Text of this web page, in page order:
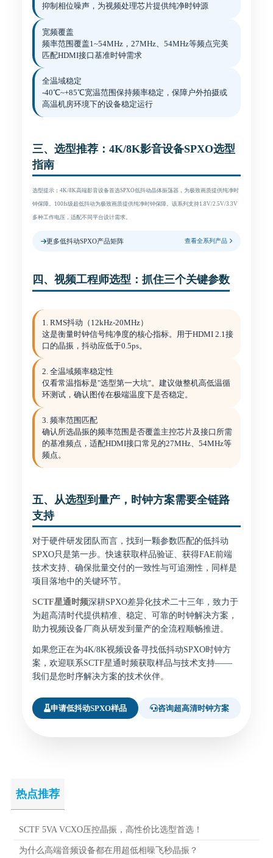
抑制相位噪声，为视频处理芯片提供纯净时钟源
宽频覆盖
频率范围覆盖1~54MHz，27MHz、54MHz等频点完美
匹配HDMI接口基准时钟需求
全温域稳定
-40℃~+85℃宽温范围保持频率稳定，保障户外拍摄或
高温机房环境下的设备稳定运行
三、选型推荐：4K/8K影音设备SPXO选型
指南
选型提示：4K/8K高端影音设备首选SPXO低抖动晶体振荡器，为极致画质提供纯净时
钟保障。100fs级超低抖动为极致画质提供纯净时钟保障。该系列支持1.8V/2.5V/3.3V
多种工作电压，适配不同平台设计需求。
更多低抖动SPXO产品矩阵 查看全系列产品
四、视频工程师选型：抓住三个关键参数
1. RMS抖动（12kHz-20MHz）
这是衡量时钟信号纯净度的核心指标。用于HDMI 2.1接
口的晶振，抖动应低于0.5ps。
2. 全温域频率稳定性
仅看常温指标是"选型第一大坑"。建议做整机高低温循
环测试，确认图传在极端温度下是否稳定。
3. 频率范围匹配
确认所选晶振的频率范围是否覆盖主控芯片及接口所需
的基准频点，适配HDMI接口常见的27MHz、54MHz等
频点。
五、从选型到量产，时钟方案需要全链路
支持
对于硬件研发团队而言，找到一颗参数匹配的低抖动
SPXO只是第一步。快速获取样品验证、获得FAE前端
技术支持、确保批量交付的一致性与可追溯性，同样是
项目落地中的关键环节。
SCTF星通时频深耕SPXO差异化技术二十三年，致力于
为超高清时代提供精准、稳定、可靠的时钟解决方案，
助力视频设备厂商从研发到量产的全流程顺畅推进。
如果您正在为4K/8K视频设备寻找低抖动SPXO时钟方
案，欢迎联系SCTF星通时频获取样品与技术支持——
我们是您时序解决方案的技术伙伴。
申请低抖动SPXO样品 咨询超高清时钟方案
热点推荐
SCTF 5VA VCXO压控晶振，高性价比选型首选！
为什么高端音频设备都在用超低相噪飞秒晶振？